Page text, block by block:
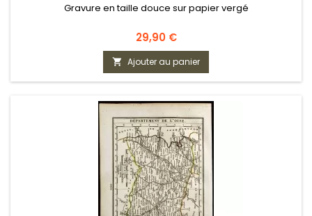
Gravure en taille douce sur papier vergé
Prix
29,90 €
 Ajouter au panier